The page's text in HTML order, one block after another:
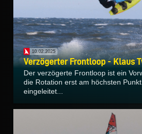
10.02.2025
Verzögerter Frontloop - Klaus
Der verzögerte Frontloop ist ein
die Rotation erst am höchsten
eingeleitet...